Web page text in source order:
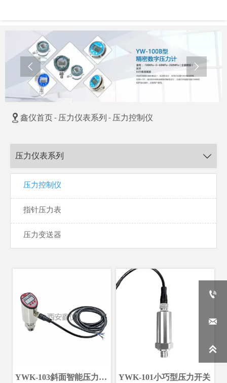
 
 鑫仪首页 - 压力仪表系列 - 压力控制仪
压力仪表系列 
压力控制仪
指针压力表
压力变送器
YWK-103斜面智能压力控
YWK-101小巧型压力开关


